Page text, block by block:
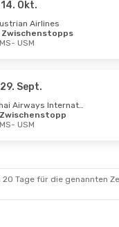
14. Okt.
Airlines
Zwischenstopps
- USM
29. Sept.
Thai Airways International
Zwischenstopp
- USM
Tage für die